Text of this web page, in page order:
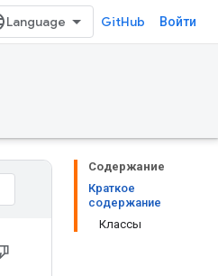
GitHub Войти
Содержание
Краткое
содержание
Классы